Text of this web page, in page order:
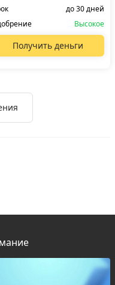
до 30 дней
Высокое
Получить деньги